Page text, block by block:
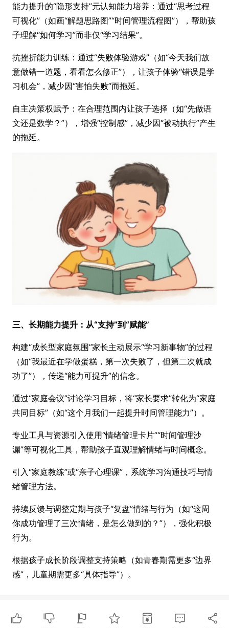
能力提升的“隐形支持”元认知能力培养：通过“思考过程
可视化”（如画“解题思路图”“时间管理流程图”），帮助孩
子理解“如何学习”而非仅“学习结果”。
抗挫折能力训练：通过“失败体验游戏”（如“今天我们故
意做错一道题，看看怎么修正”），让孩子体验“错误是学
习机会”，减少因“害怕失败”而拖延。
自主决策权赋予：在合理范围内让孩子选择（如“先做语
文还是数学？”），增强“控制感”，减少因“被动执行”产生
的拖延。
三、长期能力提升：从“支持”到“赋能”
构建“成长型家庭氛围”家长主动展示“学习新事物”的过程
（如“我最近在学做蛋糕，第一次失败了，但第二次就成
功了”），传递“能力可提升”的信念。
通过“家庭会议”讨论学习目标，将“家长要求”转化为“家庭
共同目标”（如“这个月我们一起提升时间管理能力”）。
专业工具与资源引入使用“情绪管理卡片”“时间管理沙
漏”等可视化工具，帮助孩子直观理解情绪与时间概念。
引入“家庭教练”或“亲子心理课”，系统学习沟通技巧与情
绪管理方法。
持续反馈与调整定期与孩子“复盘”情绪与行为（如“这周
你成功管理了三次情绪，是怎么做到的？”），强化积极
行为。
根据孩子成长阶段调整支持策略（如青春期需更多“边界
感”，儿童期需更多“具体指导”）。